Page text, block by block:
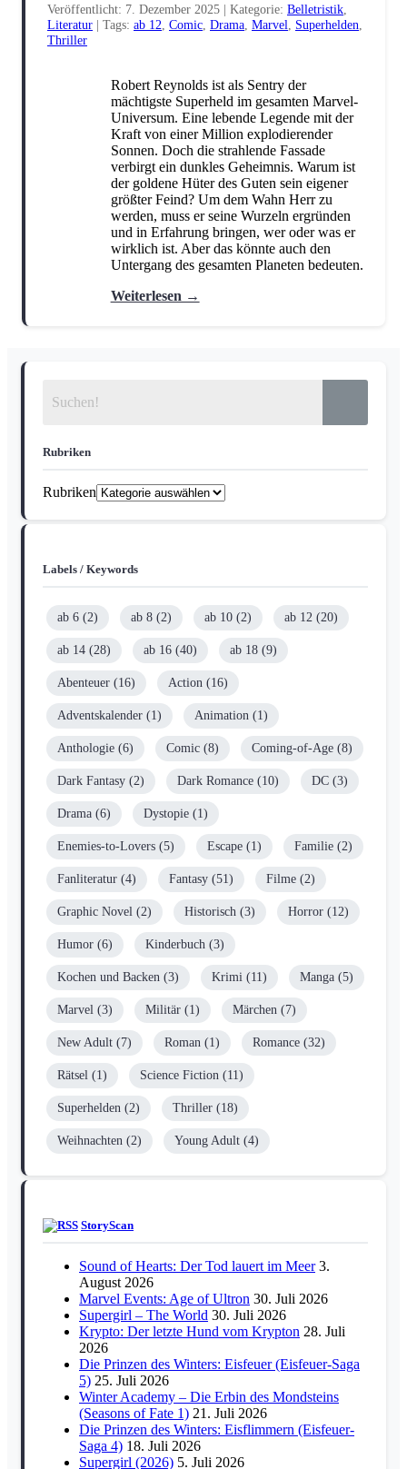
Romance(32) Science Fiction(11)
(18) Vorlesebuch(1) Weihnachten(2)
Young Adult(4)
Veröffentlicht: 7. Dezember 2025 | Kategorie: Belletristik
Literatur | Tags: ab 12 Comic Drama Marvel Superhelden
Thriller
Robert Reynolds ist als Sentry der
mächtigste Superheld im gesamten Marvel-
Universum. Eine lebende Legende mit der
Kraft von einer Million explodierender
Sonnen. Doch die strahlende Fassade
verbirgt ein dunkles Geheimnis. Warum ist
der goldene Hüter des Guten sein eigener
größter Feind? Um dem Wahn Herr zu
werden, muss er seine Wurzeln ergründen
und in Erfahrung bringen, wer oder was er
wirklich ist. Aber das könnte auch den
Untergang des gesamten Planeten bedeuten.
Weiterlesen →
Rubriken
Rubriken
Labels / Keywords
ab 6 (2) ab 8 (2) ab 10 (2) ab 12 (20)
ab 14 (28) ab 16 (40) ab 18 (9)
Abenteuer (16) Action (16)
Adventskalender (1) Animation (1)
Anthologie (6) Comic (8) Coming-of-Age (8)
Dark Fantasy (2) Dark Romance (10) DC (3)
Drama (6) Dystopie (1)
Enemies-to-Lovers (5) Escape (1) Familie (2)
Fanliteratur (4) Fantasy (51) Filme (2)
Graphic Novel (2) Historisch (3) Horror (12)
Humor (6) Kinderbuch (3)
Kochen und Backen (3) Krimi (11) Manga (5)
Marvel (3) Militär (1) Märchen (7)
New Adult (7) Roman (1) Romance (32)
Rätsel (1) Science Fiction (11)
Superhelden (2) Thriller (18)
Weihnachten (2) Young Adult (4)
StoryScan
Sound of Hearts: Der Tod lauert im Meer 3.
August 2026
Marvel Events: Age of Ultron 30. Juli 2026
Supergirl – The World 30. Juli 2026
Krypto: Der letzte Hund vom Krypton 28. Juli
2026
Die Prinzen des Winters: Eisfeuer (Eisfeuer-Saga
5) 25. Juli 2026
Winter Academy – Die Erbin des Mondsteins
(Seasons of Fate 1) 21. Juli 2026
Die Prinzen des Winters: Eisflimmern (Eisfeuer-
Saga 4) 18. Juli 2026
Supergirl (2026) 5. Juli 2026